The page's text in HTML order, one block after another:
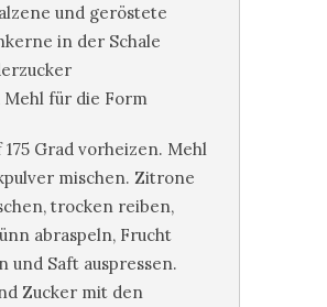
und geröstete
in der Schale
Mehl für die Form
175 Grad vorheizen. Mehl
mischen. Zitrone
trocken reiben,
abraspeln, Frucht
und Saft auspressen.
Zucker mit den